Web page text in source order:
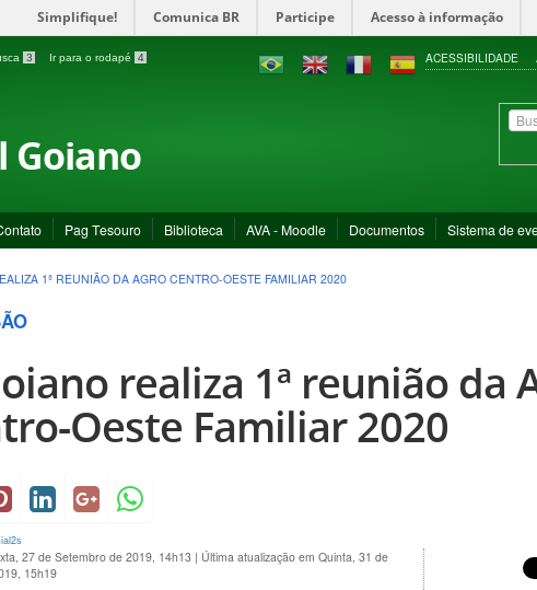
Simplifique! Comunica BR Participe Acesso à informação
3 Ir para o rodapé 4 ACESSIBILIDADE
Goiano
Pag Tesouro Biblioteca AVA - Moodle Documentos Sistema de
1ª REUNIÃO DA AGRO CENTRO-OESTE FAMILIAR 2020
realiza 1ª reunião da
Oeste Familiar 2020
27 de Setembro de 2019, 14h13 | Última atualização em Quinta, 31 de
15h19